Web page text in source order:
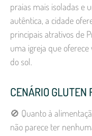
praias mais isoladas e
autêntica, a cidade
principais atrativos de
uma igreja que
do sol.
CENÁRIO GLUTEN
🚫 Quanto à
não parece ter